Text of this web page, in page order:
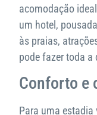
acomodação
um hotel,
às praias,
pode fazer toda a
Conforto e
Para uma estadia